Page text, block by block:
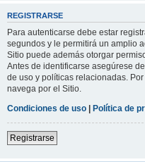
REGISTRARSE
Para autenticarse debe estar
segundos y le permitirá un amplio
Sitio puede además otorgar
Antes de identificarse asegúrese
de uso y políticas relacionadas.
navega por el Sitio.
Condiciones de uso | Política de
Registrarse